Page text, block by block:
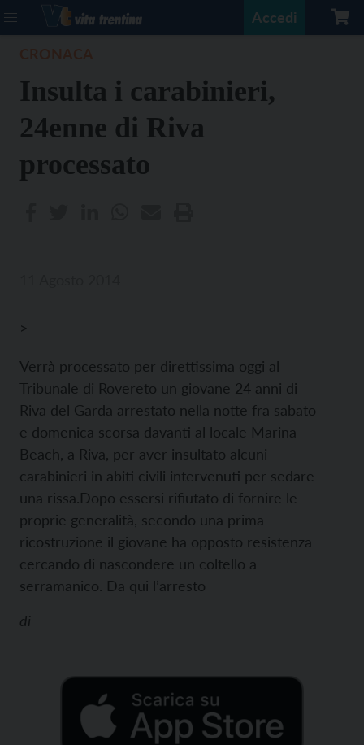
Accedi
Insulta i carabinieri,
24enne di Riva
processato
>
Verrà processato per direttissima oggi al
Tribunale di Rovereto un giovane 24 anni di
Riva del Garda arrestato nella notte fra sabato
e domenica scorsa davanti al locale Marina
Beach, a Riva, per aver insultato alcuni
carabinieri in abiti civili intervenuti per sedare
una rissa.Dopo essersi rifiutato di fornire le
proprie generalità, secondo una prima
ricostruzione il giovane ha opposto resistenza
cercando di nascondere un coltello a
serramanico. Da qui l’arresto
di